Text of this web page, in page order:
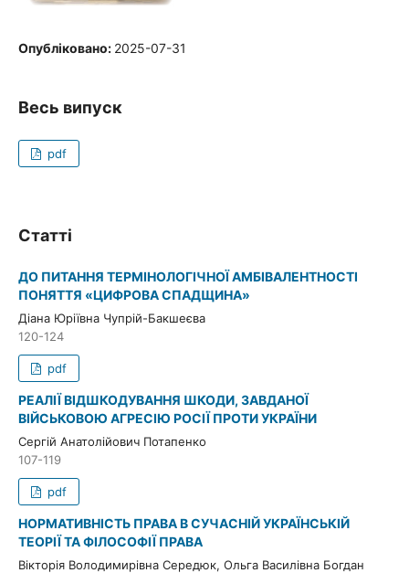
Опубліковано: 2025-07-31
Весь випуск
pdf
Статті
ДО ПИТАННЯ ТЕРМІНОЛОГІЧНОЇ АМБІВАЛЕНТНОСТІ
ПОНЯТТЯ «ЦИФРОВА СПАДЩИНА»
Діана Юріївна Чупрій-Бакшеєва
120-124
pdf
РЕАЛІЇ ВІДШКОДУВАННЯ ШКОДИ, ЗАВДАНОЇ
ВІЙСЬКОВОЮ АГРЕСІЮ РОСІЇ ПРОТИ УКРАЇНИ
Сергій Анатолійович Потапенко
107-119
pdf
НОРМАТИВНІСТЬ ПРАВА В СУЧАСНІЙ УКРАЇНСЬКІЙ
ТЕОРІЇ ТА ФІЛОСОФІЇ ПРАВА
Вікторія Володимирівна Середюк, Ольга Василівна Богдан